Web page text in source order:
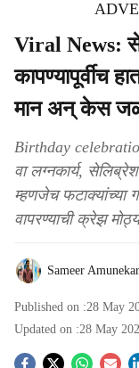
Viral News:
कापण्यापूर्वीच
मान अन् केस
Birthday
वा लग्नकार्य,
म्हणजेच फटाक्यांच्या
वापरण्याची क्रेझ
Sameer Amunekar
Published on :28 May
Updated on :28 May